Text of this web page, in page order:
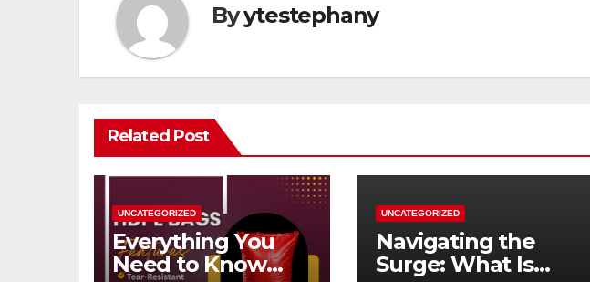
Byytestephany
Related Post
UNCATEGORIZED
Everything You
Need to Know
UNCATEGORIZED
Navigating the
Surge: What Is